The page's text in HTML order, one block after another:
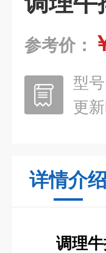
参考价：
型号
更
详情介绍
调理